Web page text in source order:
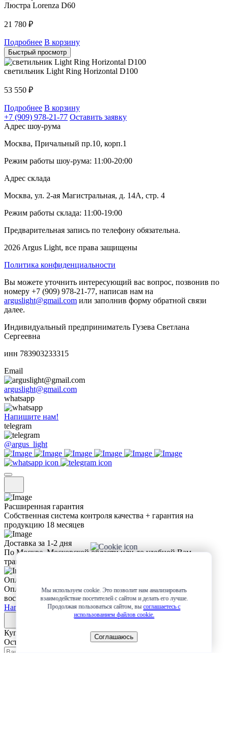
Люстра Lorenza D60
21 780 ₽
Подробнее В корзину
Быстрый просмотр
светильник Light Ring Horizontal D100
53 550 ₽
Подробнее В корзину
+7 (909) 978-21-77 Оставить заявку
Адрес шоу-рума
Москва, Причальный пр.10, корп.1
Режим работы шоу-рума: 11:00-20:00
Адрес склада
Москва, ул. 2-ая Магистральная, д. 14А, стр. 4
Режим работы склада: 11:00-19:00
Предварительная запись по телефону обязательна.
2026 Argus Light, все права защищены
Политика конфиденциальности
Вы можете уточнить интересующий вас вопрос, позвонив по
номеру +7 (909) 978-21-77, написав нам на
arguslight@gmail.com или заполнив форму обратной связи
далее.
Индивидуальный предприниматель Гузева Светлана
Сергеевна
инн 783903233315
Email
arguslight@gmail.com
whatsapp
Напишите нам!
telegram
@argus_light
Расширенная гарантия
Собственная система контроля качества + гарантия на
продукцию 18 месяцев
Доставка за 1-2 дня
По Москве, Московской области или до удобной Вам
транспортной компании
Оплата
Оплата любым удобным для Вас способом + возможность
воспользоваться рассрочкой или разбить платеж на 4 части
Написать в Whatsapp
Купить в 1 клик
Оставьте заявку и мы сами свяжемся с вами!
Мы используем cookie. Это позволит нам анализировать
взаимодействие посетителей с сайтом и делать его лучше.
Продолжая пользоваться сайтом, высоглашаетесь с
использованием файлов cookie.
Соглашаюсь